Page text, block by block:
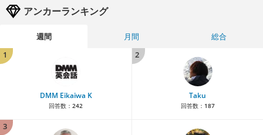
アンカーランキング
週間 月間
総合
1
DMM Eikaiwa K
回答数： 242
2
Taku
回答数： 187
3